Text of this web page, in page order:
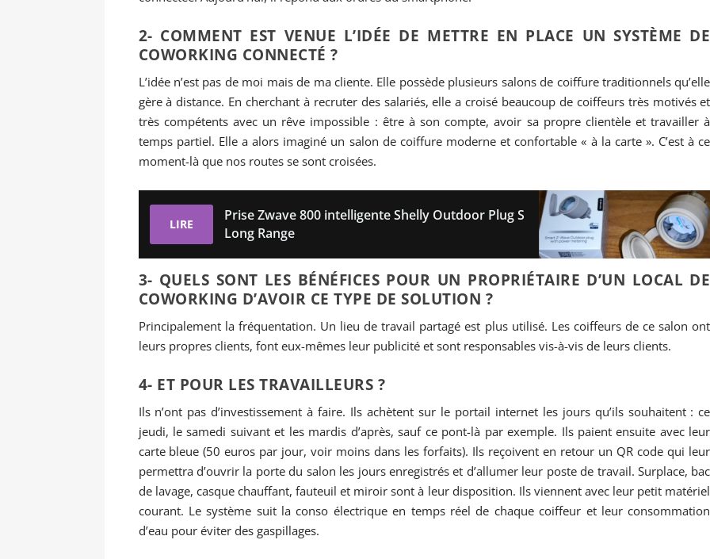
2- COMMENT EST VENUE L’IDÉE DE METTRE EN PLACE UN SYSTÈME DE
COWORKING CONNECTÉ ?
L’idée n’est pas de moi mais de ma cliente. Elle possède plusieurs salons de coiffure traditionnels qu’elle
gère à distance. En cherchant à recruter des salariés, elle a croisé beaucoup de coiffeurs très motivés et
très compétents avec un rêve impossible : être à son compte, avoir sa propre clientèle et travailler à
temps partiel. Elle a alors imaginé un salon de coiffure moderne et confortable « à la carte ». C’est à ce
moment-là que nos routes se sont croisées.
LIRE
Prise Zwave 800 intelligente Shelly Outdoor Plug S
Long Range
3- QUELS SONT LES BÉNÉFICES POUR UN PROPRIÉTAIRE D’UN LOCAL DE
COWORKING D’AVOIR CE TYPE DE SOLUTION ?
Principalement la fréquentation. Un lieu de travail partagé est plus utilisé. Les coiffeurs de ce salon ont
leurs propres clients, font eux-mêmes leur publicité et sont responsables vis-à-vis de leurs clients.
4- ET POUR LES TRAVAILLEURS ?
Ils n’ont pas d’investissement à faire. Ils achètent sur le portail internet les jours qu’ils souhaitent : ce
jeudi, le samedi suivant et les mardis d’après, sauf ce pont-là par exemple. Ils paient ensuite avec leur
carte bleue (50 euros par jour, voir moins dans les forfaits). Ils reçoivent en retour un QR code qui leur
permettra d’ouvrir la porte du salon les jours enregistrés et d’allumer leur poste de travail. Surplace, bac
de lavage, casque chauffant, fauteuil et miroir sont à leur disposition. Ils viennent avec leur petit matériel
courant. Le système suit la conso électrique en temps réel de chaque coiffeur et leur consommation
d’eau pour éviter des gaspillages.